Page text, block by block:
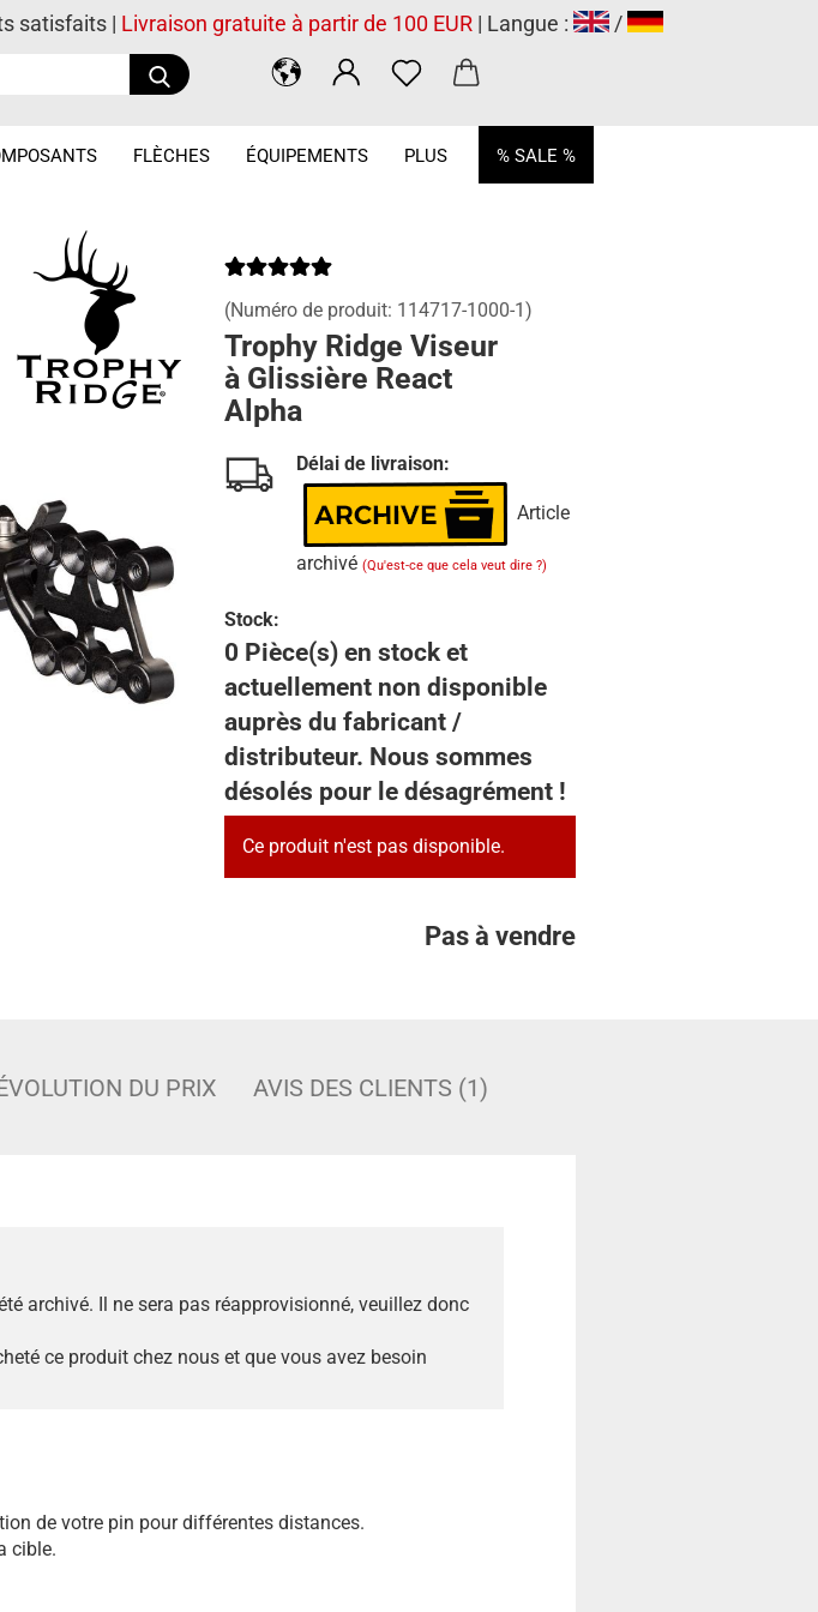
Recherche...
satisfaits | Livraison gratuite à partir de 100 EUR | Langue : /
FLÈCHES ÉQUIPEMENTS % SALE %
PLUS
(Numéro de produit: 114717-1000-1)
Trophy Ridge Viseur
à Glissière React
Alpha
Délai de livraison:
Article
archivé (Qu'est-ce que cela veut dire ?)
Stock:
0 Pièce(s) en stock et
actuellement non disponible
auprès du fabricant /
distributeur. Nous sommes
désolés pour le désagrément !
Ce produit n'est pas disponible.
Pas à vendre
DU PRIX AVIS DES CLIENTS (1)
archivé. Il ne sera pas réapprovisionné, veuillez donc
ce produit chez nous et que vous avez besoin
de votre pin pour différentes distances.
cible.